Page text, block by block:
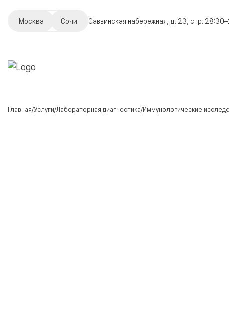
Москва Сочи Саввинская набережная, д. 23, стр. 2
Главная Услуги Лабораторная диагностика Иммунологические